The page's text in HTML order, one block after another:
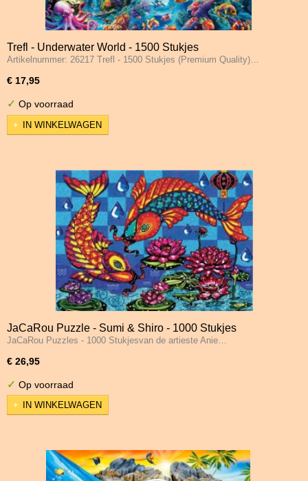
Trefl - Underwater World - 1500 Stukjes
Artikelnummer: 26217 Trefl - 1500 Stukjes (Premium Quality)…
€ 17,95
✓ Op voorraad
IN WINKELWAGEN
JaCaRou Puzzle - Sumi & Shiro - 1000 Stukjes
JaCaRou Puzzles - 1000 Stukjesvan de artieste Anie…
€ 26,95
✓ Op voorraad
IN WINKELWAGEN